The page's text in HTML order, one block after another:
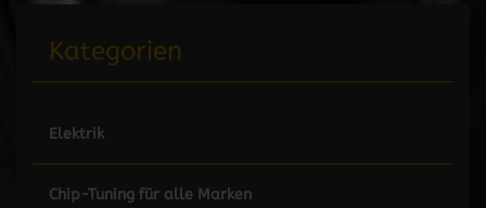
Kategorien
Elektrik
Chip-Tuning für alle Marken